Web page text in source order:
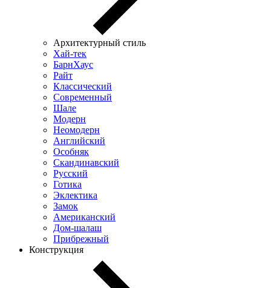
Архитектурный стиль
Хай-тек
БарнХаус
Райт
Классический
Современный
Шале
Модерн
Неомодерн
Английский
Особняк
Скандинавский
Русский
Готика
Эклектика
Замок
Американский
Дом-шалаш
Прибрежный
Конструкция